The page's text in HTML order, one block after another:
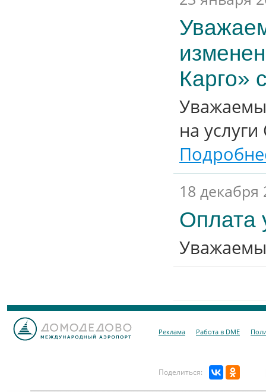
Карго»
на
18 декабря
Оплата
Реклама Работа в DME
Поделиться: